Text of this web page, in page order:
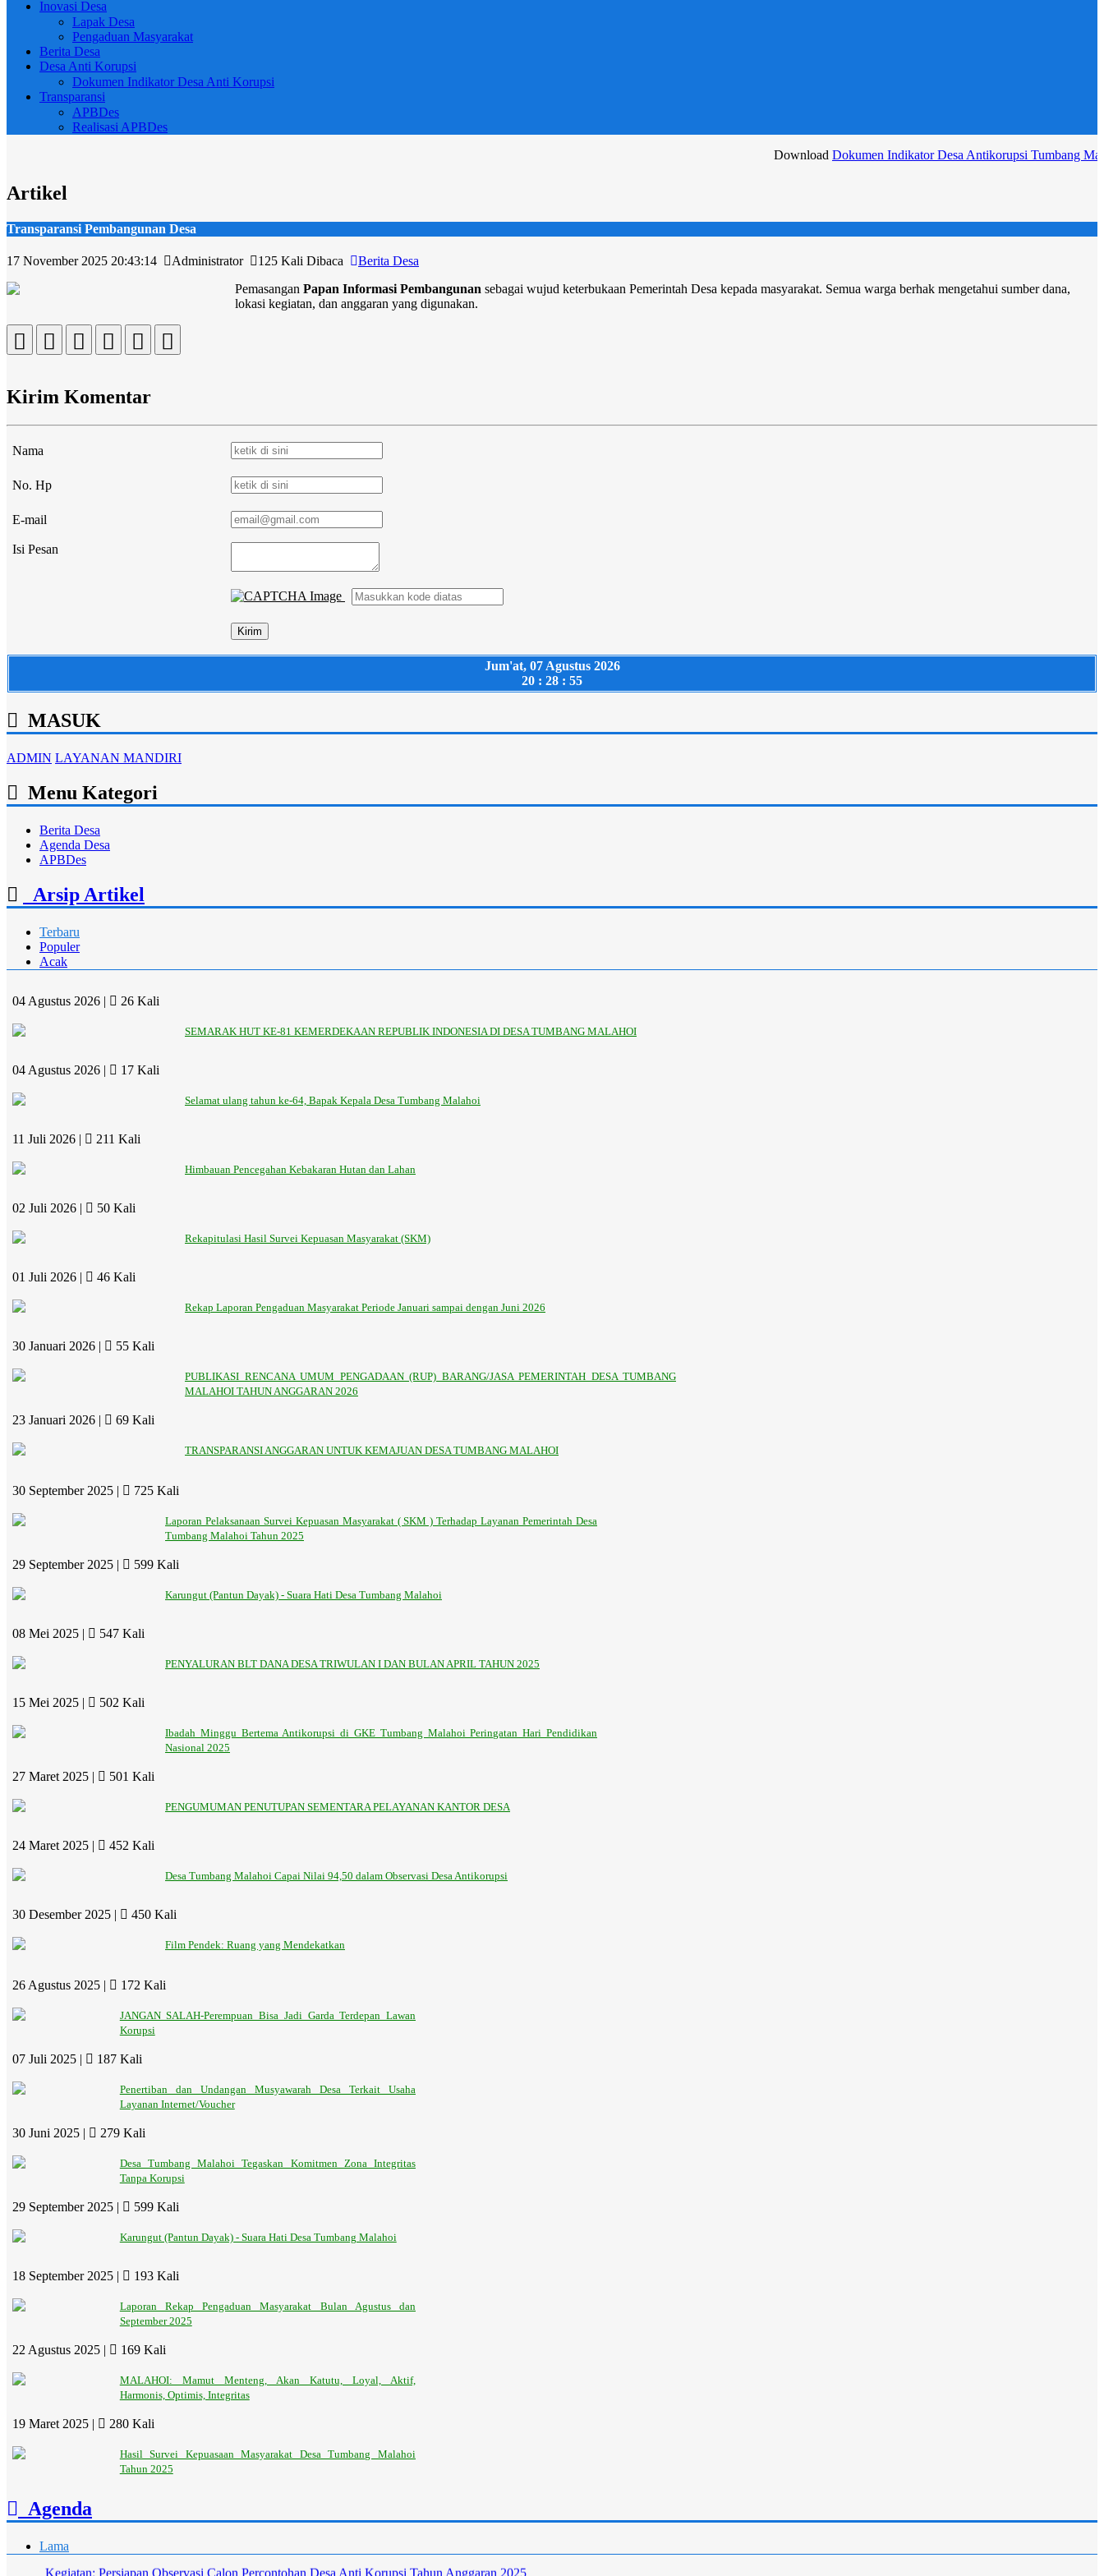
Inovasi Desa
Lapak Desa
Pengaduan Masyarakat
Berita Desa
Desa Anti Korupsi
Dokumen Indikator Desa Anti Korupsi
Transparansi
APBDes
Realisasi APBDes
DownloadDokumen Indikator Desa Antikorupsi Tumbang Malahoi 2025
Artikel
Transparansi Pembangunan Desa
17 November 2025 20:43:14 Administrator 125 Kali Dibaca
Berita Desa
Pemasangan Papan Informasi Pembangunan sebagai wujud keterbukaan Pemerintah Desa kepada masyarakat. Semua warga berhak mengetahui sumber dana,
lokasi kegiatan, dan anggaran yang digunakan.
Kirim Komentar
Nama
No. Hp
E-mail
Isi Pesan
Jum'at, 07 Agustus 2026
20 : 28 : 56
MASUK
ADMIN LAYANAN MANDIRI
Menu Kategori
Berita Desa
Agenda Desa
APBDes
Arsip Artikel
Terbaru
Populer
Acak
04 Agustus 2026 | 26 Kali
SEMARAK HUT KE-81 KEMERDEKAAN REPUBLIK INDONESIA DI DESA TUMBANG MALAHOI
04 Agustus 2026 | 17 Kali
Selamat ulang tahun ke-64, Bapak Kepala Desa Tumbang Malahoi
11 Juli 2026 | 211 Kali
Himbauan Pencegahan Kebakaran Hutan dan Lahan
02 Juli 2026 | 50 Kali
Rekapitulasi Hasil Survei Kepuasan Masyarakat (SKM)
01 Juli 2026 | 46 Kali
Rekap Laporan Pengaduan Masyarakat Periode Januari sampai dengan Juni 2026
30 Januari 2026 | 55 Kali
PUBLIKASI RENCANA UMUM PENGADAAN (RUP) BARANG/JASA PEMERINTAH DESA TUMBANG
MALAHOI TAHUN ANGGARAN 2026
23 Januari 2026 | 69 Kali
TRANSPARANSI ANGGARAN UNTUK KEMAJUAN DESA TUMBANG MALAHOI
30 September 2025 | 725 Kali
Laporan Pelaksanaan Survei Kepuasan Masyarakat ( SKM ) Terhadap Layanan Pemerintah Desa
Tumbang Malahoi Tahun 2025
29 September 2025 | 599 Kali
Karungut (Pantun Dayak) - Suara Hati Desa Tumbang Malahoi
08 Mei 2025 | 547 Kali
PENYALURAN BLT DANA DESA TRIWULAN I DAN BULAN APRIL TAHUN 2025
15 Mei 2025 | 502 Kali
Ibadah Minggu Bertema Antikorupsi di GKE Tumbang Malahoi Peringatan Hari Pendidikan
Nasional 2025
27 Maret 2025 | 501 Kali
PENGUMUMAN PENUTUPAN SEMENTARA PELAYANAN KANTOR DESA
24 Maret 2025 | 452 Kali
Desa Tumbang Malahoi Capai Nilai 94,50 dalam Observasi Desa Antikorupsi
30 Desember 2025 | 450 Kali
Film Pendek: Ruang yang Mendekatkan
26 Agustus 2025 | 172 Kali
JANGAN SALAH-Perempuan Bisa Jadi Garda Terdepan Lawan
Korupsi
07 Juli 2025 | 187 Kali
Penertiban dan Undangan Musyawarah Desa Terkait Usaha
Layanan Internet/Voucher
30 Juni 2025 | 279 Kali
Desa Tumbang Malahoi Tegaskan Komitmen Zona Integritas
Tanpa Korupsi
29 September 2025 | 599 Kali
Karungut (Pantun Dayak) - Suara Hati Desa Tumbang Malahoi
18 September 2025 | 193 Kali
Laporan Rekap Pengaduan Masyarakat Bulan Agustus dan
September 2025
22 Agustus 2025 | 169 Kali
MALAHOI: Mamut Menteng, Akan Katutu, Loyal, Aktif,
Harmonis, Optimis, Integritas
19 Maret 2025 | 280 Kali
Hasil Survei Kepuasaan Masyarakat Desa Tumbang Malahoi
Tahun 2025
Agenda
Lama
Kegiatan: Persiapan Observasi Calon Percontohan Desa Anti Korupsi Tahun Anggaran 2025